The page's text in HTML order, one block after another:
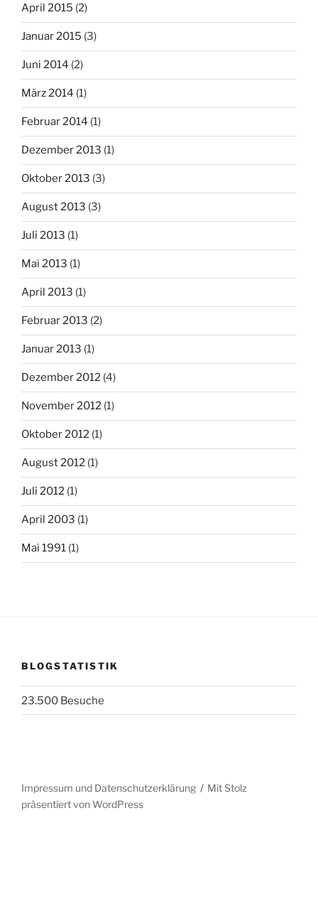
April 2015 (2)
Januar 2015 (3)
Juni 2014 (2)
März 2014 (1)
Februar 2014 (1)
Dezember 2013 (1)
Oktober 2013 (3)
August 2013 (3)
Juli 2013 (1)
Mai 2013 (1)
April 2013 (1)
Februar 2013 (2)
Januar 2013 (1)
Dezember 2012 (4)
November 2012 (1)
Oktober 2012 (1)
August 2012 (1)
Juli 2012 (1)
April 2003 (1)
Mai 1991 (1)
BLOGSTATISTIK
23.500 Besuche
Impressum und Datenschutzerklärung
Mit Stolz
präsentiert von WordPress